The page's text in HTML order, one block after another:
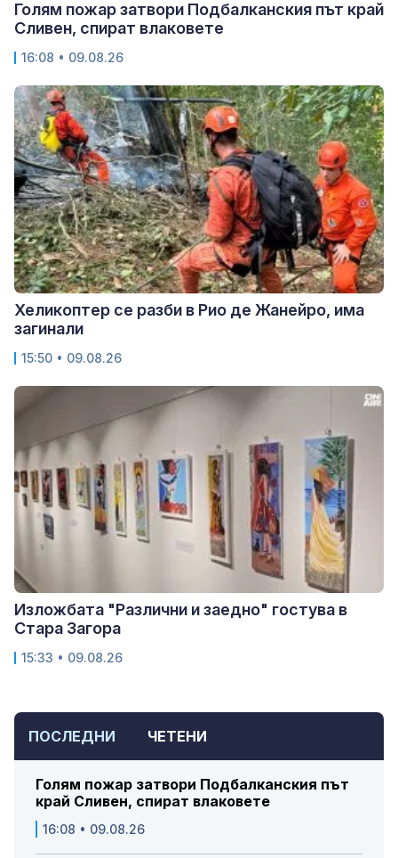
ПОСЛЕДНИ ЧЕТЕНИ
Голям пожар затвори Подбалканския път
край Сливен, спират влаковете
16:08 • 09.08.26
Голям пожар затвори Подбалканския път край
Сливен, спират влаковете
16:08 • 09.08.26
Хеликоптер се разби в Рио де Жанейро, има
загинали
15:50 • 09.08.26
Изложбата "Различни и заедно" гостува в
Стара Загора
15:33 • 09.08.26